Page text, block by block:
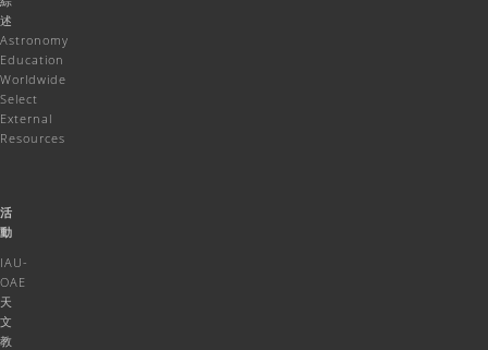
述
Astronomy
Education
Worldwide
Select
External
Resources
活
動
IAU-
OAE
天
文
教